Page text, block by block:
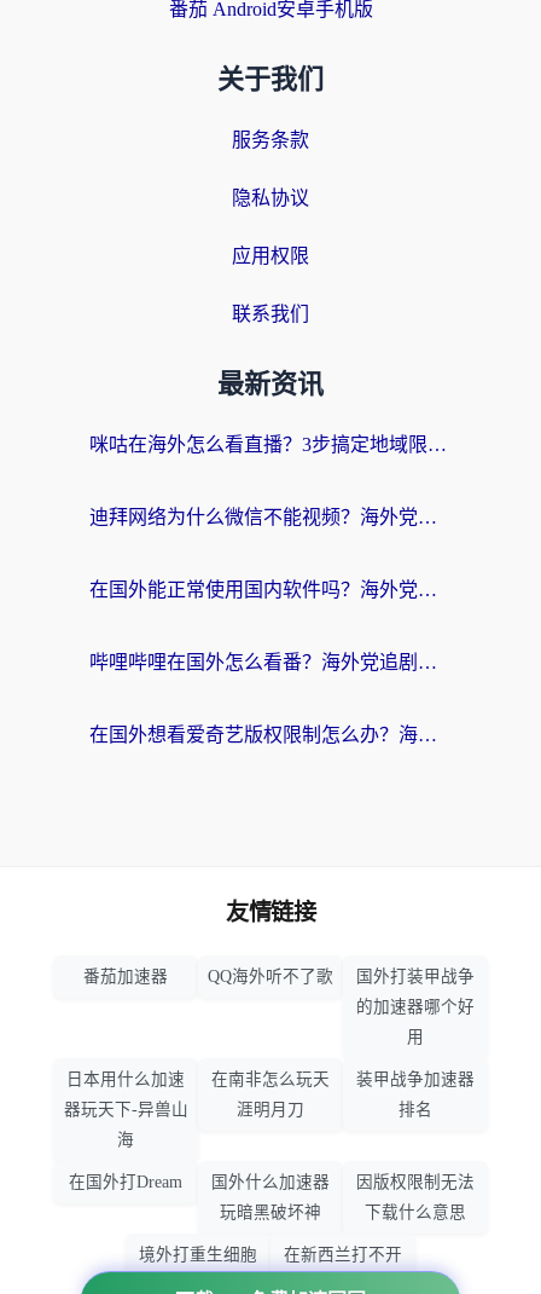
番茄 Android安卓手机版
关于我们
服务条款
隐私协议
应用权限
联系我们
最新资讯
咪咕在海外怎么看直播？3步搞定地域限制，还能畅看腾讯视频与国内热剧
迪拜网络为什么微信不能视频？海外党必看的回国加速全攻略
在国外能正常使用国内软件吗？海外党亲测有效的无缝访问指南
哔哩哔哩在国外怎么看番？海外党追剧看片的终极解决方案
在国外想看爱奇艺版权限制怎么办？海外华人必看的追剧自由指南
友情链接
番茄加速器 QQ海外听不了歌
国外打装甲战争
的加速器哪个好
用
日本用什么加速
器玩天下-异兽山
海
在南非怎么玩天
涯明月刀
装甲战争加速器
排名
在国外打Dream
国外什么加速器
玩暗黑破坏神
因版权限制无法
下载什么意思
境外打重生细胞
加速器哪个好
在新西兰打不开
大智慧怎么办